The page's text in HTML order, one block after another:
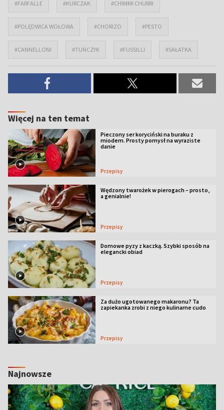
#FARFALLE #KURCZAK #CHIMMI CHURRI
#POLĘDWICA WOŁOWA #CHORIZO #PESTO
#CANNELLONI #TUŃCZYK #FUSSILLI #SAŁATKA
Więcej na ten temat
Pieczony ser koryciński na buraku z
miodem. Prosty pomysł na wyraziste
danie
Przepisy
Wędzony twarożek w pierogach – prosto,
a genialnie!
Przepisy
Domowe pyzy z kaczką. Szybki sposób na
elegancki obiad
Przepisy
Za dużo ugotowanego makaronu? Ta
zapiekanka zrobi z niego kulinarne cudo
Przepisy
Najnowsze